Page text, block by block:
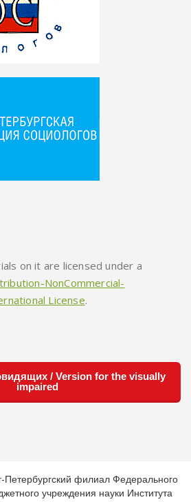
on it are licensed under a
NonCommercial-
License.
/ Version for the visually
impaired
филиал Федерального
учреждения науки Института